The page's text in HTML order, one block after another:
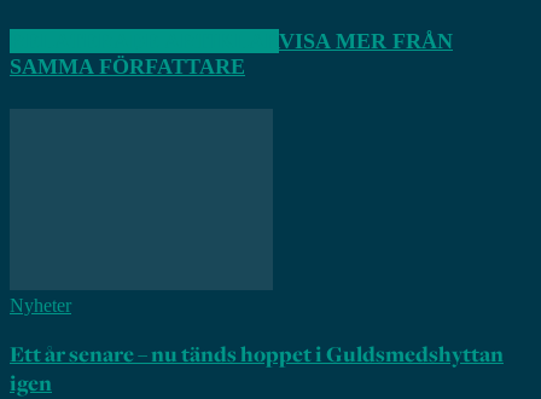
VISA MER FRÅN
SAMMA FÖRFATTARE
Nyheter
Ett år senare – nu tänds hoppet i Guldsmedshyttan
igen